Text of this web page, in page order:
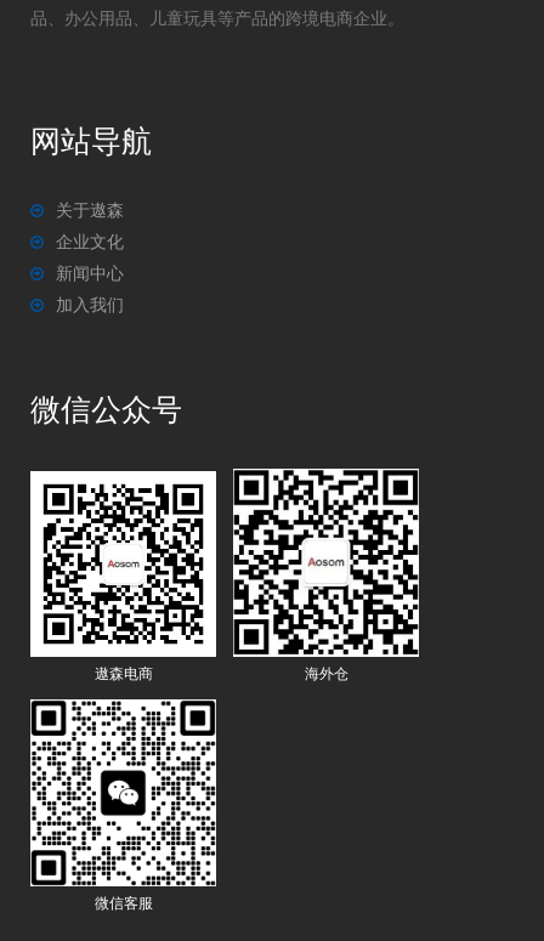
品、办公用品、儿童玩具等产品的跨境电商企业。
网站导航
关于遨森
企业文化
新闻中心
加入我们
微信公众号
遨森电商 海外仓
微信客服